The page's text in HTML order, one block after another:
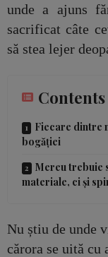
unde a ajuns
sacrificat câte
să stea lejer
Contents
Fiecare dintre
bogăției
Mereu trebuie
materiale, ci și
Nu știu de unde
cărora se uită